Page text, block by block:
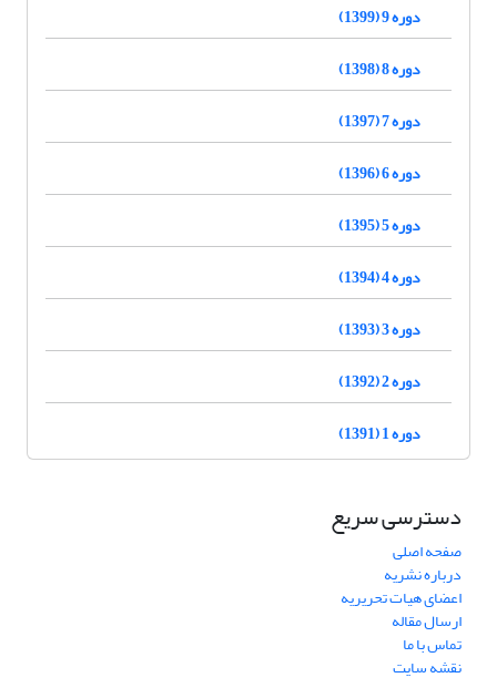
دوره 9 (1399)
دوره 8 (1398)
دوره 7 (1397)
دوره 6 (1396)
دوره 5 (1395)
دوره 4 (1394)
دوره 3 (1393)
دوره 2 (1392)
دوره 1 (1391)
دسترسی سریع
صفحه اصلی
درباره نشریه
اعضای هیات تحریریه
ارسال مقاله
تماس با ما
نقشه سایت